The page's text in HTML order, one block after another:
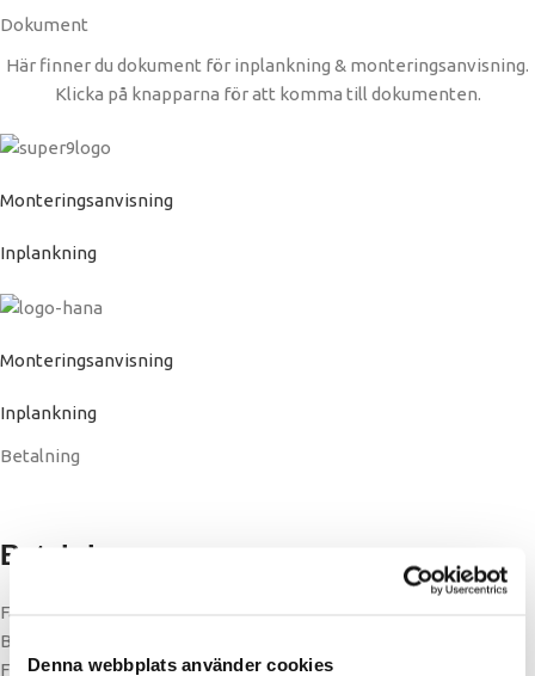
Denna webbplats använder cookies
Dokument
Här finner du dokument för inplankning & monteringsanvisning.
Klicka på knapparna för att komma till dokumenten.
Monteringsanvisning
Inplankning
Monteringsanvisning
Inplankning
Betalning
Betalning
Faktura privat eller företag
Bankbetalning
Förskottsbetalning